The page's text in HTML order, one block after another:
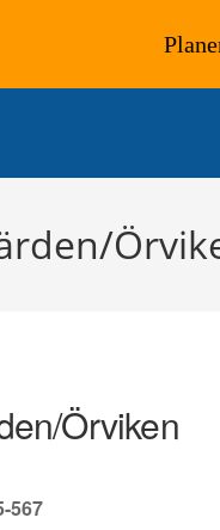
Örviken
567